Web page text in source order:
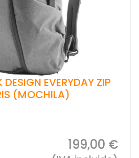
DESIGN EVERYDAY ZIP
(MOCHILA)
199,00 €